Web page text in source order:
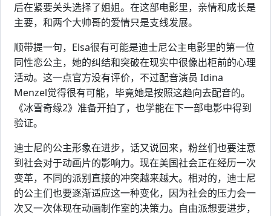
后在紧要关头选择了姐姐。在这部电影里，亲情和成长是
主要，和两个大帅哥的爱情只是支线发展。
顺带提一句，Elsa很有可能是迪士尼公主电影里的第一位
同性恋公主，她的纠结和突破在现实中很像出柜前的心理
活动。这一点官方没有评价，不过配音演员 Idina
Menzel觉得很有可能，毕竟她是按照这趋向去配音的。
《冰雪奇缘2》准备开拍了，也学能在下一部电影中得到
验证。
迪士尼的公主形象在进步，话又说回来，粉丝们也要注意
到社会对于动画片的影响力。现在美国社会正在经历一次
变革，不同的派别直接的冲突越来越大。相对的，迪士尼
的公主们也要逐渐适应这一种变化，因为社会的压力会一
次又一次体现在动画制作室的决策力。自由派想要进步，